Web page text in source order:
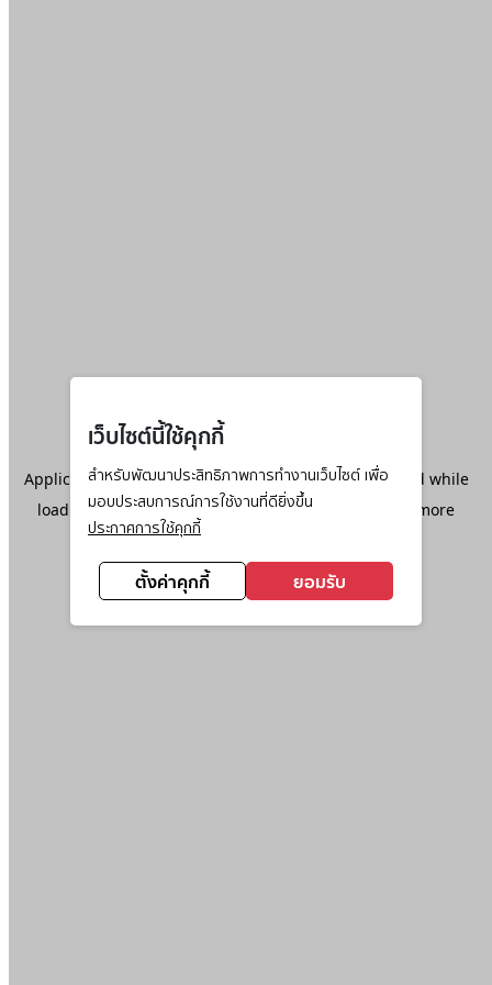
เว็บไซต์นี้ใช้คุกกี้
สำหรับพัฒนาประสิทธิภาพการทำงานเว็บไซต์ เพื่อ
มอบประสบการณ์การใช้งานที่ดียิ่งขึ้น
ประกาศการใช้คุกกี้
ตั้งค่าคุกกี้ ยอมรับ
Application error: aclient-side exception has occurred while
loadingwww.ktc.co.th(see the browser console
for more
information).